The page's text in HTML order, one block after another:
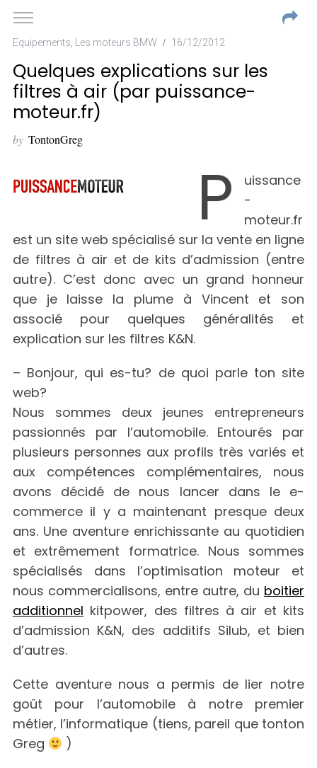
Equipements Les moteurs BMW 16/12/2012
Quelques explications sur les
filtres à air (par puissance-
moteur.fr)
by TontonGreg
P
uissance
-
moteur.fr
est un site web spécialisé sur la vente en ligne
de filtres à air et de kits d’admission (entre
autre). C’est donc avec un grand honneur
que je laisse la plume à Vincent et son
associé pour quelques généralités et
explication sur les filtres K&N.
– Bonjour, qui es-tu? de quoi parle ton site
web?
Nous sommes deux jeunes entrepreneurs
passionnés par l’automobile. Entourés par
plusieurs personnes aux profils très variés et
aux compétences complémentaires, nous
avons décidé de nous lancer dans le e-
commerce il y a maintenant presque deux
ans. Une aventure enrichissante au quotidien
et extrêmement formatrice. Nous sommes
spécialisés dans l’optimisation moteur et
nous commercialisons, entre autre, du boitier
additionnel kitpower, des filtres à air et kits
d’admission K&N, des additifs Silub, et bien
d’autres.
Cette aventure nous a permis de lier notre
goût pour l’automobile à notre premier
métier, l’informatique (tiens, pareil que tonton
Greg
)